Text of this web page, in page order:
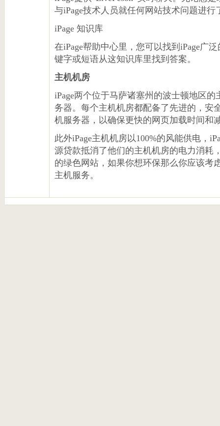
与iPage技术人员就任何网站技术问题进行
iPage 知识库
在iPage帮助中心里，您可以找到iPage广
键字或短语从这知识库里找到答案。
主机机房
iPage两个位于马萨诸塞州的波士顿地区
务器。每个主机机房都配备了先进的，安
机服务器，以确保更快的网页加载时间和
此外iPage主机机房以100%的风能供电，
源贷款抵消了他们的主机机房的电力消耗
的绿色网站，如果你想环保那么你应该考
主机服务。